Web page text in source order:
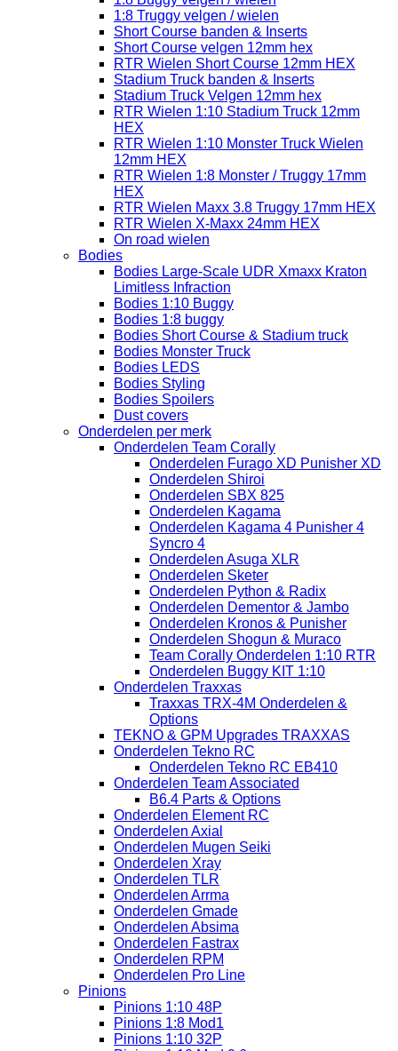
1:8 Truggy velgen / wielen
Short Course banden & Inserts
Short Course velgen 12mm hex
RTR Wielen Short Course 12mm HEX
Stadium Truck banden & Inserts
Stadium Truck Velgen 12mm hex
RTR Wielen 1:10 Stadium Truck 12mm
HEX
RTR Wielen 1:10 Monster Truck Wielen
12mm HEX
RTR Wielen 1:8 Monster / Truggy 17mm
HEX
RTR Wielen Maxx 3.8 Truggy 17mm HEX
RTR Wielen X-Maxx 24mm HEX
On road wielen
Bodies
Bodies Large-Scale UDR Xmaxx Kraton
Limitless Infraction
Bodies 1:10 Buggy
Bodies 1:8 buggy
Bodies Short Course & Stadium truck
Bodies Monster Truck
Bodies LEDS
Bodies Styling
Bodies Spoilers
Dust covers
Onderdelen per merk
Onderdelen Team Corally
Onderdelen Furago XD Punisher XD
Onderdelen Shiroi
Onderdelen SBX 825
Onderdelen Kagama
Onderdelen Kagama 4 Punisher 4
Syncro 4
Onderdelen Asuga XLR
Onderdelen Sketer
Onderdelen Python & Radix
Onderdelen Dementor & Jambo
Onderdelen Kronos & Punisher
Onderdelen Shogun & Muraco
Team Corally Onderdelen 1:10 RTR
Onderdelen Buggy KIT 1:10
Onderdelen Traxxas
Traxxas TRX-4M Onderdelen &
Options
TEKNO & GPM Upgrades TRAXXAS
Onderdelen Tekno RC
Onderdelen Tekno RC EB410
Onderdelen Team Associated
B6.4 Parts & Options
Onderdelen Element RC
Onderdelen Axial
Onderdelen Mugen Seiki
Onderdelen Xray
Onderdelen TLR
Onderdelen Arrma
Onderdelen Gmade
Onderdelen Absima
Onderdelen Fastrax
Onderdelen RPM
Onderdelen Pro Line
Pinions
Pinions 1:10 48P
Pinions 1:8 Mod1
Pinions 1:10 32P